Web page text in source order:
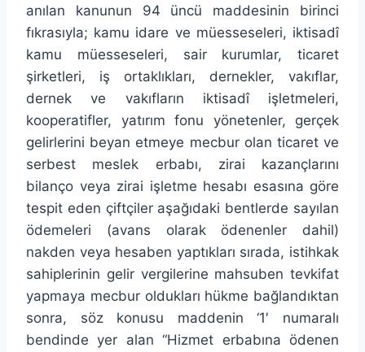
anılan kanunun 94 üncü maddesinin birinci
fıkrasıyla; kamu idare ve müesseseleri, iktisadî
kamu müesseseleri, sair kurumlar, ticaret
şirketleri, iş ortaklıkları, dernekler, vakıflar,
dernek ve vakıfların iktisadî işletmeleri,
kooperatifler, yatırım fonu yönetenler, gerçek
gelirlerini beyan etmeye mecbur olan ticaret ve
serbest meslek erbabı, zirai kazançlarını
bilanço veya zirai işletme hesabı esasına göre
tespit eden çiftçiler aşağıdaki bentlerde sayılan
ödemeleri (avans olarak ödenenler dahil)
nakden veya hesaben yaptıkları sırada, istihkak
sahiplerinin gelir vergilerine mahsuben tevkifat
yapmaya mecbur oldukları hükme bağlandıktan
sonra, söz konusu maddenin ‘1′ numaralı
bendinde yer alan “Hizmet erbabına ödenen